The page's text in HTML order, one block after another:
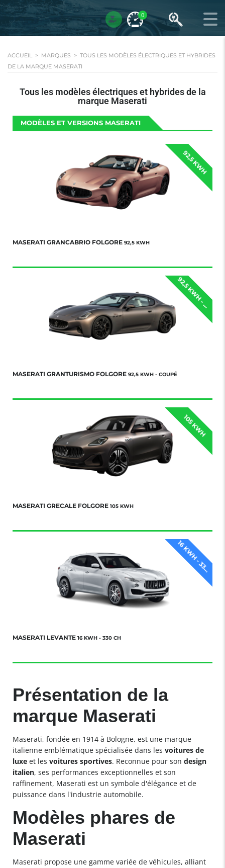
0
ACCUEIL > MARQUES > TOUS LES MODÈLES ÉLECTRIQUES ET HYBRIDES
DE LA MARQUE MASERATI
Tous les modèles électriques et hybrides de la
marque Maserati
MODÈLES ET VERSIONS MASERATI
92,5 KWH
MASERATI GRANCABRIO FOLGORE 92,5 KWH
9
2
,
5
K
W
H
-
C
O
U
P
É
MASERATI GRANTURISMO FOLGORE 92,5 KWH - COUPÉ
105 KWH
MASERATI GRECALE FOLGORE 105 KWH
1
6
K
W
H
-
3
3
0
C
H
MASERATI LEVANTE 16 KWH - 330 CH
Présentation de la
marque Maserati
Maserati, fondée en 1914 à Bologne, est une marque
italienne emblématique spécialisée dans les voitures de
luxe et les voitures sportives. Reconnue pour son design
italien, ses performances exceptionnelles et son
raffinement, Maserati est un symbole d'élégance et de
puissance dans l'industrie automobile.
Modèles phares de
Maserati
Maserati propose une gamme variée de véhicules, alliant